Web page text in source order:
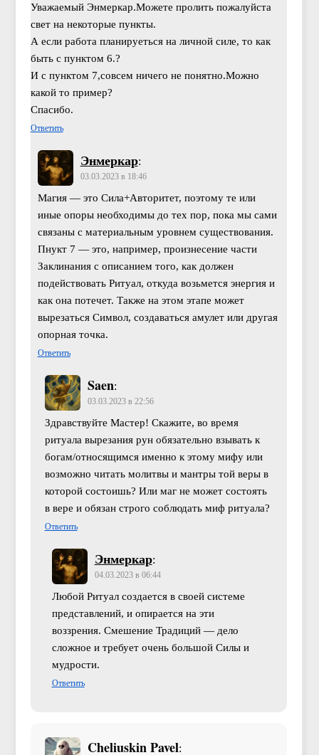
Уважаемый Энмеркар.Можете пролить пожалуйста
свет на некоторые пункты.
А если работа планируеться на личной силе, то как
быть с пунктом 6.?
И с пунктом 7,совсем ничего не понятно.Можно
какой то пример?
Спасибо.
Ответить
Энмеркар:
03.03.2023 в 18:46
Магия — это Сила+Авторитет, поэтому те или
иные опоры необходимы до тех пор, пока мы сами
связаны с материальным уровнем существования.
Пнукт 7 — это, например, произнесение части
Заклинания с описанием того, как должен
подействовать Ритуал, откуда возьмется энергия и
как она потечет. Также на этом этапе может
вырезаться Символ, создаваться амулет или другая
опорная точка.
Ответить
Saen:
03.03.2023 в 22:56
Здравствуйте Мастер! Скажите, во время
ритуала вырезания рун обязательно взывать к
богам/относящимся именно к этому мифу или
возможно читать молитвы и мантры той веры в
которой состоишь? Или маг не может состоять
в вере и обязан строго соблюдать миф ритуала?
Ответить
Энмеркар:
04.03.2023 в 06:44
Любой Ритуал создается в своей системе
представлений, и опирается на эти
воззрения. Смешение Традиций — дело
сложное и требует очень большой Силы и
мудрости.
Ответить
Cheliuskin Pavel: